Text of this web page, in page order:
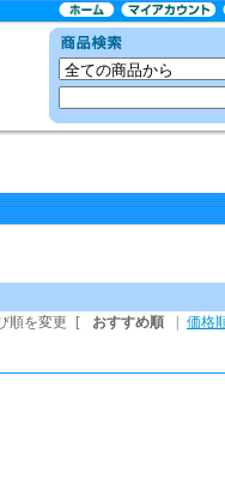
順を変更
[ おすすめ順 価格